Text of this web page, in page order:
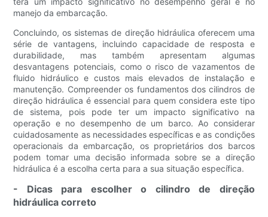
manejo da embarcação.
Concluindo, os sistemas de direção hidráulica oferecem uma
série de vantagens, incluindo capacidade de resposta e
durabilidade, mas também apresentam algumas
desvantagens potenciais, como o risco de vazamentos de
fluido hidráulico e custos mais elevados de instalação e
manutenção. Compreender os fundamentos dos cilindros de
direção hidráulica é essencial para quem considera este tipo
de sistema, pois pode ter um impacto significativo na
operação e no desempenho de um barco. Ao considerar
cuidadosamente as necessidades específicas e as condições
operacionais da embarcação, os proprietários dos barcos
podem tomar uma decisão informada sobre se a direção
hidráulica é a escolha certa para a sua situação específica.
- Dicas para escolher o cilindro de direção
hidráulica correto